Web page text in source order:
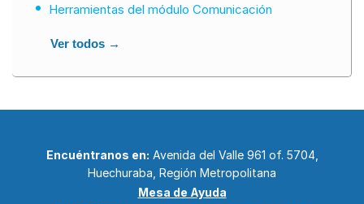
Herramientas del módulo Comunicación
Ver todos →
Encuéntranos en: Avenida del Valle 961 of. 5704,
Huechuraba, Región Metropolitana
Mesa de Ayuda